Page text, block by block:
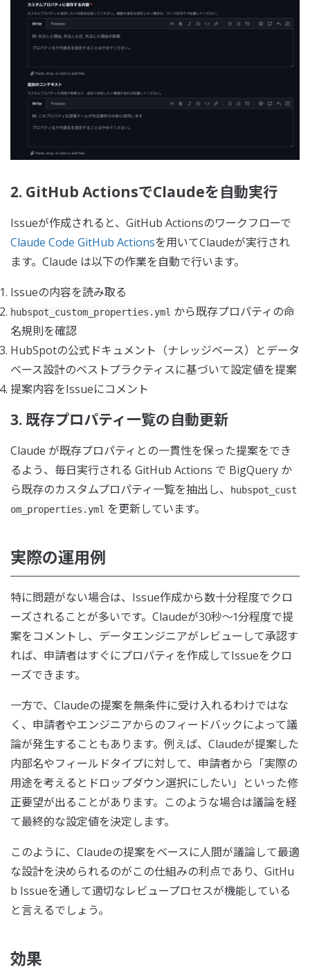
2. GitHub ActionsでClaudeを自動実行
Issueが作成されると、GitHub Actionsのワークフローで
Claude Code GitHub Actionsを用いてClaudeが実行され
ます。Claude は以下の作業を自動で行います。
Issueの内容を読み取る
hubspot_custom_properties.yml から既存プロパティの命
名規則を確認
HubSpotの公式ドキュメント（ナレッジベース）とデータ
ベース設計のベストプラクティスに基づいて設定値を提案
提案内容をIssueにコメント
3. 既存プロパティ一覧の自動更新
Claude が既存プロパティとの一貫性を保った提案をでき
るよう、毎日実行される GitHub Actions で BigQuery か
ら既存のカスタムプロパティ一覧を抽出し、
hubspot_cust
om_properties.yml を更新しています。
実際の運用例
特に問題がない場合は、Issue作成から数十分程度でクロ
ーズされることが多いです。Claudeが30秒〜1分程度で提
案をコメントし、データエンジニアがレビューして承認す
れば、申請者はすぐにプロパティを作成してIssueをクロ
ーズできます。
一方で、Claudeの提案を無条件に受け入れるわけではな
く、申請者やエンジニアからのフィードバックによって議
論が発生することもあります。例えば、Claudeが提案した
内部名やフィールドタイプに対して、申請者から「実際の
用途を考えるとドロップダウン選択にしたい」といった修
正要望が出ることがあります。このような場合は議論を経
て最終的な設定値を決定します。
このように、Claudeの提案をベースに人間が議論して最適
な設計を決められるのがこの仕組みの利点であり、GitHu
b Issueを通して適切なレビュープロセスが機能している
と言えるでしょう。
効果